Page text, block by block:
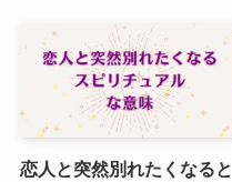
恋人と突然別れたくなると